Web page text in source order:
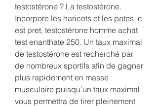
testostérone ? La testostérone.
Incorpore les haricots et les pates, c
est pret, testostérone homme achat
test enanthate 250. Un taux maximal
de testostérone est recherché par
de nombreux sportifs afin de gagner
plus rapidement en masse
musculaire puisqu’un taux maximal
vous permettra de tirer pleinement